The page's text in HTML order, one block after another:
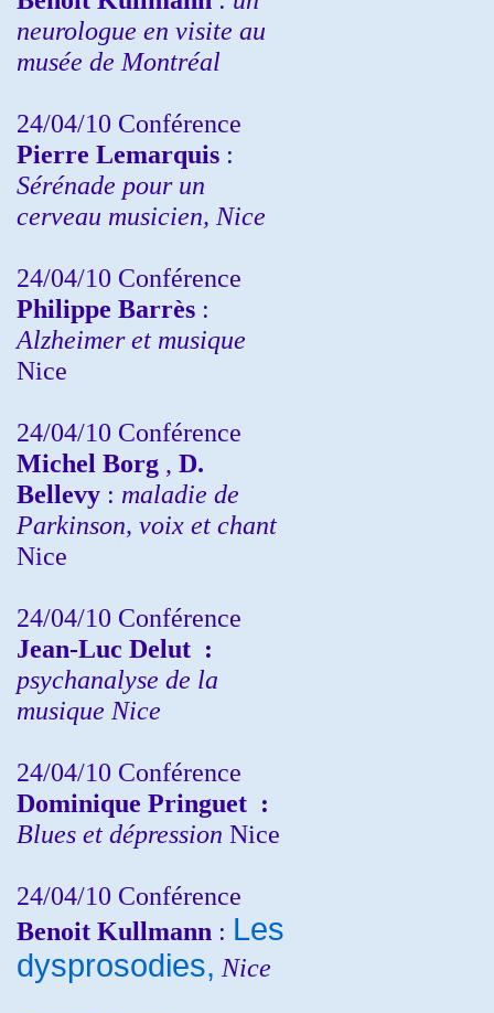
neurologue en visite au
musée de Montréal
24/04/10 Conférence
Pierre Lemarquis :
Sérénade pour un
cerveau musicien, Nice
24/04/10 Conférence
Philippe Barrès :
Alzheimer et musique
Nice
24/04/10 Conférence
Michel Borg , D.
Bellevy : maladie de
Parkinson, voix et chant
Nice
24/04/10 Conférence
Jean-Luc Delut :
psychanalyse de la
musique Nice
24/04/10 Conférence
Dominique Pringuet :
Blues et dépression Nice
24/04/10 Conférence
Benoit Kullmann : Les
dysprosodies, Nice